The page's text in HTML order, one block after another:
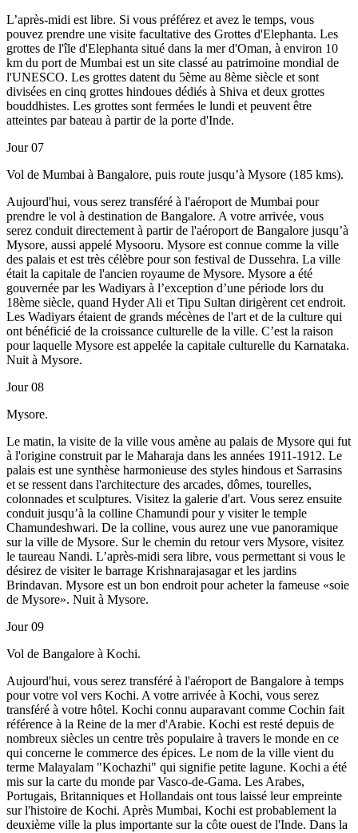
L’après-midi est libre. Si vous préférez et avez le temps, vous
pouvez prendre une visite facultative des Grottes d'Elephanta. Les
grottes de l'île d'Elephanta situé dans la mer d'Oman, à environ 10
km du port de Mumbai est un site classé au patrimoine mondial de
l'UNESCO. Les grottes datent du 5ème au 8ème siècle et sont
divisées en cinq grottes hindoues dédiés à Shiva et deux grottes
bouddhistes. Les grottes sont fermées le lundi et peuvent être
atteintes par bateau à partir de la porte d'Inde.
Jour 07
Vol de Mumbai à Bangalore, puis route jusqu’à Mysore (185 kms).
Aujourd'hui, vous serez transféré à l'aéroport de Mumbai pour
prendre le vol à destination de Bangalore. A votre arrivée, vous
serez conduit directement à partir de l'aéroport de Bangalore jusqu’à
Mysore, aussi appelé Mysooru. Mysore est connue comme la ville
des palais et est très célèbre pour son festival de Dussehra. La ville
était la capitale de l'ancien royaume de Mysore. Mysore a été
gouvernée par les Wadiyars à l’exception d’une période lors du
18ème siècle, quand Hyder Ali et Tipu Sultan dirigèrent cet endroit.
Les Wadiyars étaient de grands mécènes de l'art et de la culture qui
ont bénéficié de la croissance culturelle de la ville. C’est la raison
pour laquelle Mysore est appelée la capitale culturelle du Karnataka.
Nuit à Mysore.
Jour 08
Mysore.
Le matin, la visite de la ville vous amène au palais de Mysore qui fut
à l'origine construit par le Maharaja dans les années 1911-1912. Le
palais est une synthèse harmonieuse des styles hindous et Sarrasins
et se ressent dans l'architecture des arcades, dômes, tourelles,
colonnades et sculptures. Visitez la galerie d'art. Vous serez ensuite
conduit jusqu’à la colline Chamundi pour y visiter le temple
Chamundeshwari. De la colline, vous aurez une vue panoramique
sur la ville de Mysore. Sur le chemin du retour vers Mysore, visitez
le taureau Nandi. L’après-midi sera libre, vous permettant si vous le
désirez de visiter le barrage Krishnarajasagar et les jardins
Brindavan. Mysore est un bon endroit pour acheter la fameuse «soie
de Mysore». Nuit à Mysore.
Jour 09
Vol de Bangalore à Kochi.
Aujourd'hui, vous serez transféré à l'aéroport de Bangalore à temps
pour votre vol vers Kochi. A votre arrivée à Kochi, vous serez
transféré à votre hôtel. Kochi connu auparavant comme Cochin fait
référence à la Reine de la mer d'Arabie. Kochi est resté depuis de
nombreux siècles un centre très populaire à travers le monde en ce
qui concerne le commerce des épices. Le nom de la ville vient du
terme Malayalam "Kochazhi" qui signifie petite lagune. Kochi a été
mis sur la carte du monde par Vasco-de-Gama. Les Arabes,
Portugais, Britanniques et Hollandais ont tous laissé leur empreinte
sur l'histoire de Kochi. Après Mumbai, Kochi est probablement la
deuxième ville la plus importante sur la côte ouest de l'Inde. Dans la